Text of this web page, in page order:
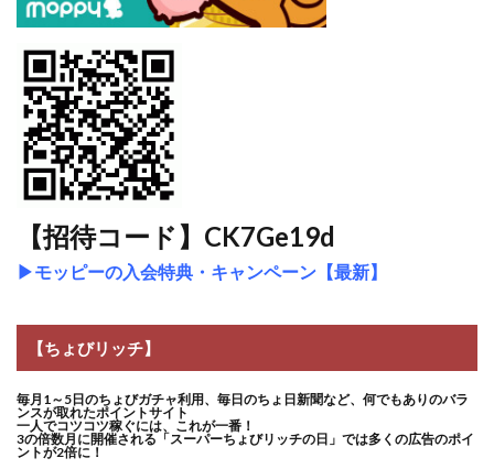
【招待コード】CK7Ge19d
▶モッピーの入会特典・キャンペーン【最新】
【ちょびリッチ】
毎月1～5日のちょびガチャ利用、毎日のちょ日新聞など、何でもありのバラ
ンスが取れたポイントサイト
一人でコツコツ稼ぐには、これが一番！
3の倍数月に開催される「スーパーちょびリッチの日」では多くの広告のポイ
ントが2倍に！